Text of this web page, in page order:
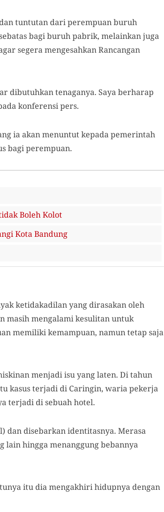
tuntutan dari perempuan buruh
bagi buruh pabrik, melainkan juga
segera mengesahkan Rancangan
dibutuhkan tenaganya. Saya berharap
konferensi pers.
ia akan menuntut kepada pemerintah
bagi perempuan.
Boleh Kolot
Kota Bandung
ketidakadilan yang dirasakan oleh
masih mengalami kesulitan untuk
memiliki kemampuan, namun tetap saja
menjadi isu yang laten. Di tahun
kasus terjadi di Caringin, waria pekerja
terjadi di sebuah hotel.
dan disebarkan identitasnya. Merasa
hingga menanggung bebannya
itu dia mengakhiri hidupnya dengan